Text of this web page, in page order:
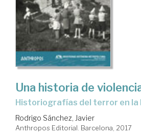
Una historia de
historiografías del terror en la
Rodrigo Sánchez, Javier
Anthropos Editorial. Barcelona, 2017